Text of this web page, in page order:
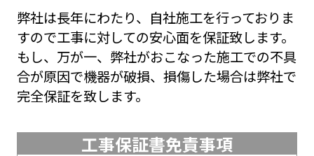
弊社は長年にわたり、自社施工を行っておりま
すので工事に対しての安心面を保証致します。
もし、万が一、弊社がおこなった施工での不具
合が原因で機器が破損、損傷した場合は弊社で
完全保証を致します。
工事保証書免責事項